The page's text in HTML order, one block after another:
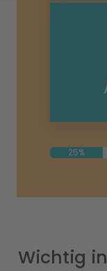
25%
Wichtig